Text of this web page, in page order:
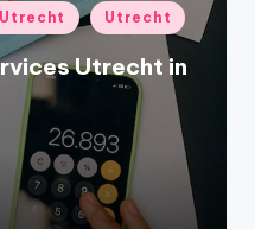
Utrecht Utrecht
Utrecht in